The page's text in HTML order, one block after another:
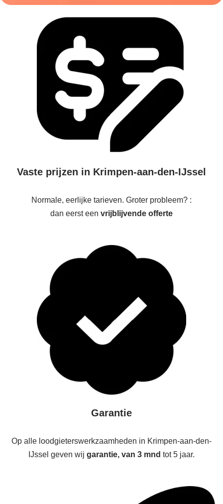
Vaste prijzen in Krimpen-aan-den-IJssel
Normale, eerlijke tarieven. Groter probleem? :
dan eerst een vrijblijvende offerte
Garantie
Op alle loodgieterswerkzaamheden in Krimpen-aan-den-
IJssel geven wij garantie, van 3 mnd tot 5 jaar.